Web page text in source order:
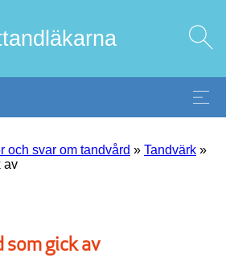
och svar om tandvård » Tandvärk »
av
som gick av